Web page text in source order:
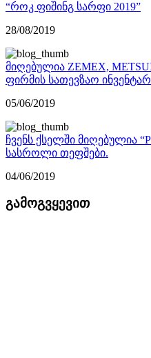
“როკ ფიშინგ სარფი 2019”
28/08/2019
მიღებულია ZEMEX,
ფირმის სათევზაო
05/06/2019
ჩვენს ქსელში მიღებულია
სასროლი თეფშები.
04/06/2019
გამოგვყევით